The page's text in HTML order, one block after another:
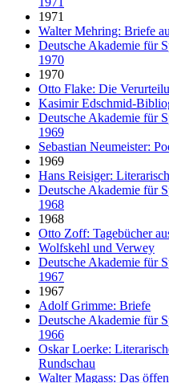
1971
Walter Mehring: Briefe
Deutsche Akademie für
1970
1970
Otto Flake: Die
Kasimir Edschmid-
Deutsche Akademie für
1969
Sebastian Neumeister:
1969
Hans Reisiger:
Deutsche Akademie für
1968
1968
Otto Zoff: Tagebücher
Wolfskehl und Verwey
Deutsche Akademie für
1967
1967
Adolf Grimme: Briefe
Deutsche Akademie für
1966
Oskar Loerke:
Rundschau
Walter Magass: Das